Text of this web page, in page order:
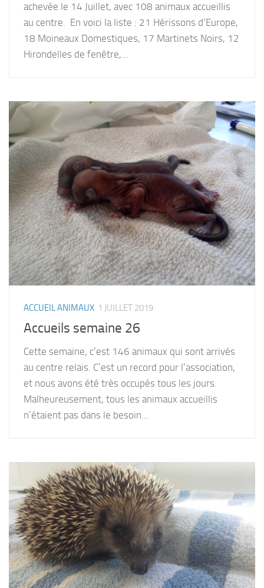
achevée le 14 Juillet, avec 108 animaux accueillis
au centre. En voici la liste : 21 Hérissons d’Europe,
18 Moineaux Domestiques, 17 Martinets Noirs, 12
Hirondelles de fenêtre,...
ACCUEIL ANIMAUX 1 JUILLET 2019
Accueils semaine 26
Cette semaine, c’est 146 animaux qui sont arrivés
au centre relais. C’est un record pour l’association,
et nous avons été très occupés tous les jours.
Malheureusement, tous les animaux accueillis
n’étaient pas dans le besoin...